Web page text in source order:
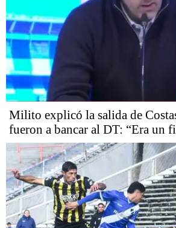
Milito explicó la salida de
fueron a bancar al DT: “Era un